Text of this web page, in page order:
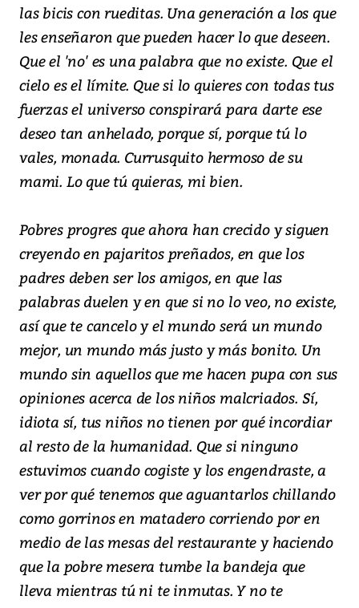
las bicis con rueditas. Una generación a los que
les enseñaron que pueden hacer lo que deseen.
Que el 'no' es una palabra que no existe. Que el
cielo es el límite. Que si lo quieres con todas tus
fuerzas el universo conspirará para darte ese
deseo tan anhelado, porque sí, porque tú lo
vales, monada. Currusquito hermoso de su
mami. Lo que tú quieras, mi bien.
Pobres progres que ahora han crecido y siguen
creyendo en pajaritos preñados, en que los
padres deben ser los amigos, en que las
palabras duelen y en que si no lo veo, no existe,
así que te cancelo y el mundo será un mundo
mejor, un mundo más justo y más bonito. Un
mundo sin aquellos que me hacen pupa con sus
opiniones acerca de los niños malcriados. Sí,
idiota sí, tus niños no tienen por qué incordiar
al resto de la humanidad. Que si ninguno
estuvimos cuando cogiste y los engendraste, a
ver por qué tenemos que aguantarlos chillando
como gorrinos en matadero corriendo por en
medio de las mesas del restaurante y haciendo
que la pobre mesera tumbe la bandeja que
lleva mientras tú ni te inmutas. Y no te